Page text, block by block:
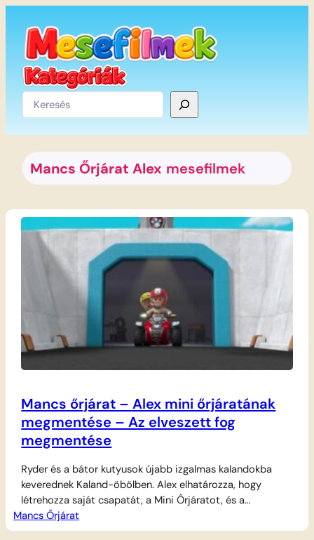
tartalomhoz
Keresés
Mancs Őrjárat Alex mesefilmek
Mancs őrjárat – Alex mini őrjáratának
megmentése – Az elveszett fog
megmentése
Ryder és a bátor kutyusok újabb izgalmas kalandokba
keverednek Kaland-öbölben. Alex elhatározza, hogy
létrehozza saját csapatát, a Mini Őrjáratot, és a
környékbeli kisállatokat toborozza maga mellé segítőnek.
A játék azonban hamarosan komolyra fordul, amikor a kis
Mancs Őrjárat